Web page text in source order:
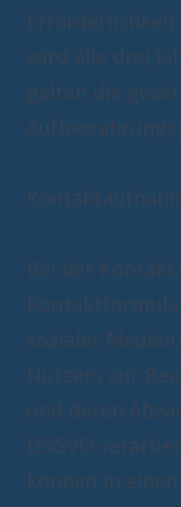
wird alle drei
gelten die
Bei der
sozialer
Nutzers zur
und deren
DSGVO
können in